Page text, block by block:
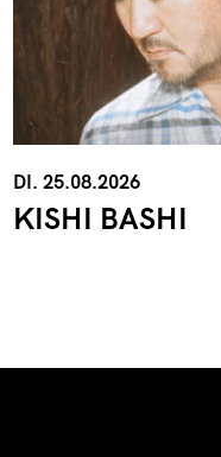
DI. 25.08.2026
KISHI BASHI